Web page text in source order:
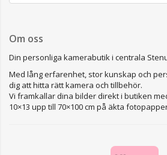
Om oss
Din personliga kamerabutik i centrala
Med lång erfarenhet, stor kunskap och
dig att hitta rätt kamera och tillbehör.
Vi framkallar dina bilder direkt i butiken
10×13 upp till 70×100 cm på äkta